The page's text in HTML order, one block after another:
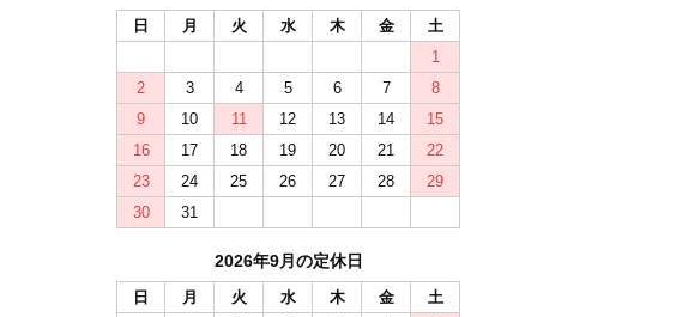
日 月 火 水 木 金
土
1
2
3 4 5 6 7
8
9
10 11 12 13 14
15
16
17 18 19 20 21
22
23
24 25 26 27 28
29
30
31
2026年9月の定休日
日 月 火 水 木 金
土